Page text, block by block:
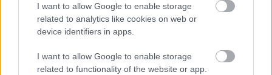
I want to allow Google to enable storage
related to analytics like cookies on web or
device identifiers in apps.
I want to allow Google to enable storage
related to functionality of the website or app.
Klippremier! Anton Vezuv: Far Camp
Song
rerecorder•2016. március 10.